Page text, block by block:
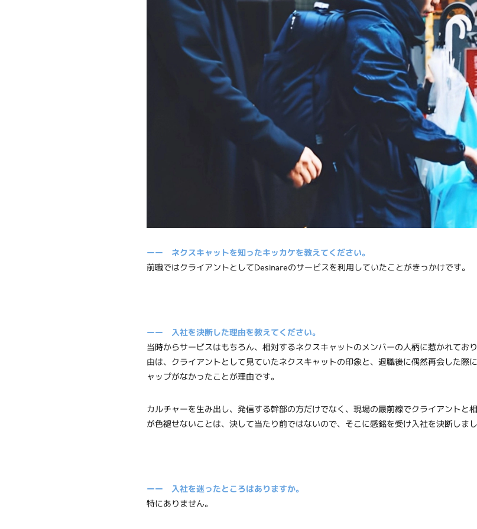
ーー ネクスキャットを知ったキッカケを教えてください。
前職ではクライアントとしてDesinareのサービスを利用していたことがきっかけです。
ーー 入社を決断した理由を教えてください。
当時からサービスはもちろん、相対するネクスキャットのメンバーの人柄に惹かれてお
由は、クライアントとして見ていたネクスキャットの印象と、退職後に偶然再会した際
ャップがなかったことが理由です。
カルチャーを生み出し、発信する幹部の方だけでなく、現場の最前線でクライアントと
が色褪せないことは、決して当たり前ではないので、そこに感銘を受け入社を決断しまし
ーー 入社を迷ったところはありますか。
特にありません。